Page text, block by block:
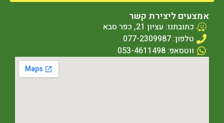
אמצעים ליצירת קשר
כתובתנו: עציון 21, כפר סבא
טלפון: 077-2309987
ווטסאפ: 053-4611498